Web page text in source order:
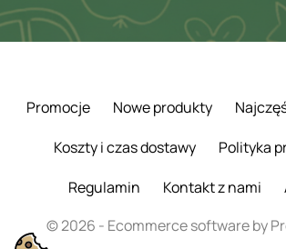
Promocje Nowe produkty
Koszty i czas dostawy
Polityka
Regulamin
Kontakt z nami
© 2026 - Ecommerce software by